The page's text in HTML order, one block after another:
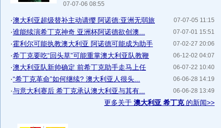
07-07-06 08:55
07-07-05 11:15
·澳大利亚超级替补主动请缨 阿诺德:亚洲无弱旅
07-07-01 15:51
·谁能续演希丁克神奇 亚洲杯阿诺德欲创澳...
07-02-27 20:06
·霍利尔可能执教澳大利亚 阿诺德可能成为助手
06-12-02 04:07
·希丁克要吃“回头草”可能重掌澳大利亚队教鞭
06-07-22 10:40
·澳大利亚队新帅确定 前希丁克助手走马上任
06-06-28 14:19
·“希丁克革命”如何继续? 澳大利亚人很头...
06-06-28 13:49
·与意大利赛后 希丁克承认澳大利亚与其有...
更多关于 澳大利亚 希丁克的新闻>>